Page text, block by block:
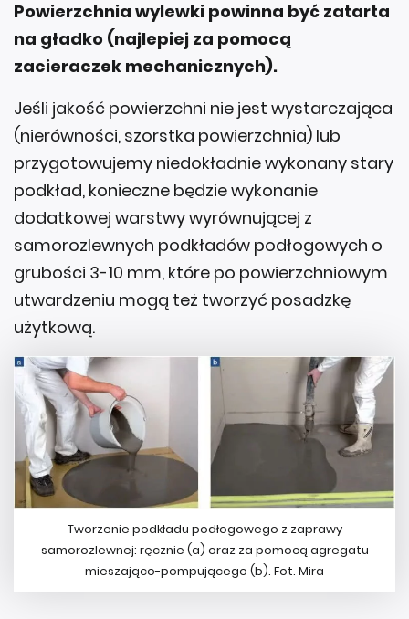
Powierzchnia wylewki powinna być zatarta
na gładko (najlepiej za pomocą
zacieraczek mechanicznych).
Jeśli jakość powierzchni nie jest wystarczająca
(nierówności, szorstka powierzchnia) lub
przygotowujemy niedokładnie wykonany stary
podkład, konieczne będzie wykonanie
dodatkowej warstwy wyrównującej z
samorozlewnych podkładów podłogowych o
grubości 3-10 mm, które po powierzchniowym
utwardzeniu mogą też tworzyć posadzkę
użytkową.
Tworzenie podkładu podłogowego z zaprawy
samorozlewnej: ręcznie (a) oraz za pomocą agregatu
mieszająco-pompującego (b). Fot. Mira